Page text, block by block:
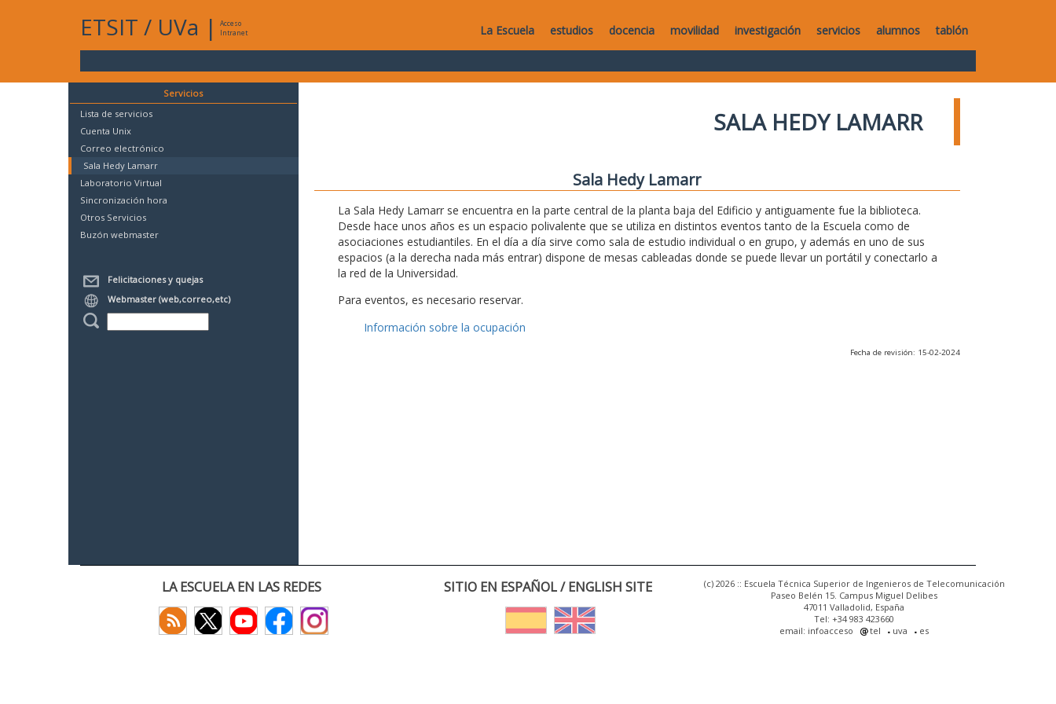
ETSIT / UVa |
Acceso
Intranet
La Escuela estudios docencia movilidad investigación servicios alumnos tablón
Servicios
Lista de servicios
Cuenta Unix
Correo electrónico
Sala Hedy Lamarr
Laboratorio Virtual
Sincronización hora
Otros Servicios
Buzón webmaster
Felicitaciones y quejas
Webmaster (web,correo,etc)
SALA HEDY LAMARR
Sala Hedy Lamarr
La Sala Hedy Lamarr se encuentra en la parte central de la planta baja del Edificio y antiguamente fue la biblioteca.
Desde hace unos años es un espacio polivalente que se utiliza en distintos eventos tanto de la Escuela como de
asociaciones estudiantiles. En el día a día sirve como sala de estudio individual o en grupo, y además en uno de sus
espacios (a la derecha nada más entrar) dispone de mesas cableadas donde se puede llevar un portátil y conectarlo a
la red de la Universidad.
Para eventos, es necesario reservar.
Información sobre la ocupación
Fecha de revisión: 15-02-2024
LA ESCUELA EN LAS REDES SITIO EN ESPAÑOL / ENGLISH SITE
(c) 2026 :: Escuela Técnica Superior de Ingenieros de Telecomunicación
Paseo Belén 15. Campus Miguel Delibes
47011 Valladolid, España
Tel: +34 983 423660
email: infoacceso
tel uva es